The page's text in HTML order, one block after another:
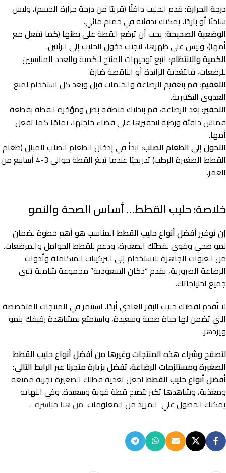
درجة الحرارة: قدم الحليب دافئًا (قريبًا من درجة حرارة الجسم)، وليس
ساخنًا أو باردًا. يمكنك تدفئته في حمام مائي.
الوضعية الصحيحة: يجب أن ترضع القطة على بطنها (كما تفعل مع
أمها)، وليس على ظهرها، لتجنب دخول الحليب إلى الرئتين.
الكمية والانتظام: اتبع توجيهات المنتج للكمية والعدد المناسبين
للرضعات، فالتغذية الزائدة أو الناقصة ضارة.
التعقيم: قم بتعقيم الرضاعة والحلمات قبل وبعد كل استخدام لمنع
العدوى البكتيرية.
التحفيز: بعد الرضاعة، قم بتدليك منطقة بطن ومؤخرة القطة بقطعة
قماش دافئة ورطبة لتحفيزها على قضاء حاجتها، تمامًا كما تفعل
أمها.
التحول إلى الطعام الصلب: ابدأ في إدخال الطعام الصلب المبلل (طعام
القطط الصغيرة الرطب) تدريجيًا عندما تبلغ القطة حوالي 3-4 أسابيع من
العمر.
خلاصة: حليب القطط… أساس الصحة والنمو
إن توفيرأفضل أنواع حليب القطط المناسب هو أهم خطوة لضمان
نمو صحي وقوي لقطتك الصغيرة، ودعم للقطط الحوامل والمرضعات.
من العبوات الجاهزة للاستخدام إلى التركيبات المتكاملة وأدوات
الرضاعة الضرورية، يقدم “دكان السعودية” مجموعة شاملة تلبي
جميع احتياجاتك.
لا تُقدم لقطتك حليب البقر العادي أبدًا. استثمر في المنتجات المتخصصة
التي تضمن لها حياة صحية وسعيدة، واستمتع بمشاهدة رفيقك ينمو
ويزدهر.
لتصفح وشراء هذه المنتجات وغيرها من أفضل أنواع حليب القطط
الصغيرة ومستلزمات الرضاعة، تفضل بزيارة متجرنا عبر الرابط التالي:
أفضل أنواع حليب القطط اجعل تغذية قطتك الصغيرة تجربة ممتعة
ومغذية، وشاهدها تكبر لتصبح قطة قوية وسعيدة. وفي النهايه
يمكنك الحصول علي المزيد من المعلومات من هنا مباشره .